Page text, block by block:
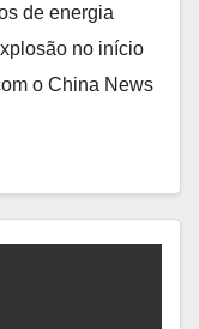
de energia
no início
o China News